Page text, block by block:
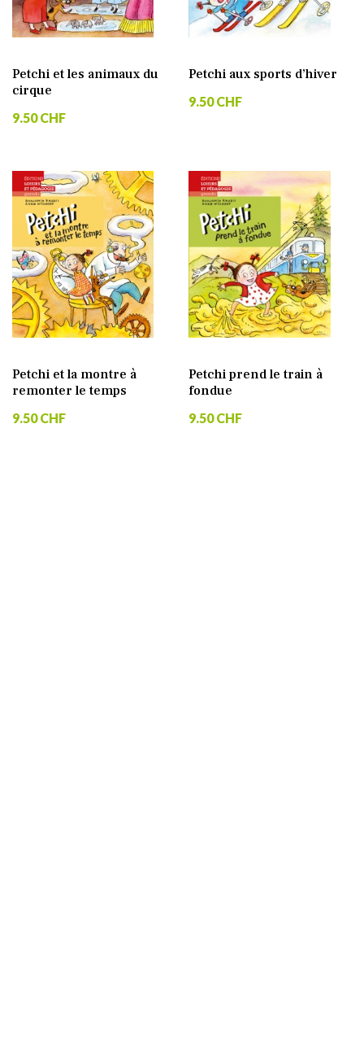
Petchi et les animaux du
cirque
9.50 CHF
Petchi aux sports d’hiver
9.50 CHF
Petchi et la montre à
remonter le temps
9.50 CHF
Petchi prend le train à
fondue
9.50 CHF